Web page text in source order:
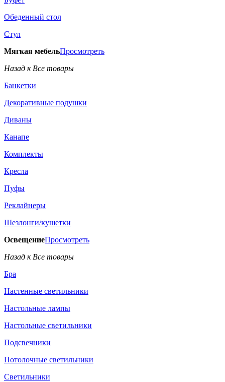
Обеденный стол
Стул
Мягкая мебельПросмотреть
Назад к Все товары
Банкетки
Декоративные подушки
Диваны
Канапе
Комплекты
Кресла
Пуфы
Реклайнеры
Шезлонги/кушетки
ОсвещениеПросмотреть
Назад к Все товары
Бра
Настенные светильники
Настольные лампы
Настольные светильники
Подсвечники
Потолочные светильники
Светильники